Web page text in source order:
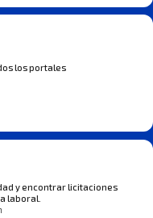
los portales
y encontrar licitaciones
laboral.